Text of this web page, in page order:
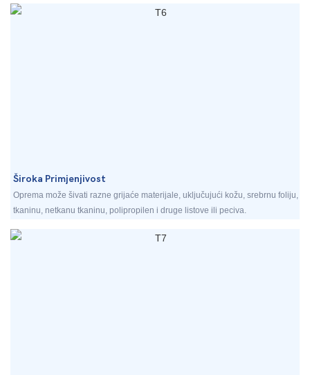
Široka Primjenjivost
Oprema može šivati ​​razne grijaće materijale, uključujući kožu, srebrnu foliju,
tkaninu, netkanu tkaninu, polipropilen i druge listove ili peciva.